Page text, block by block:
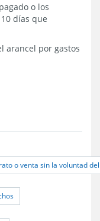
o los
días que
arancel por gastos
o venta sin la voluntad